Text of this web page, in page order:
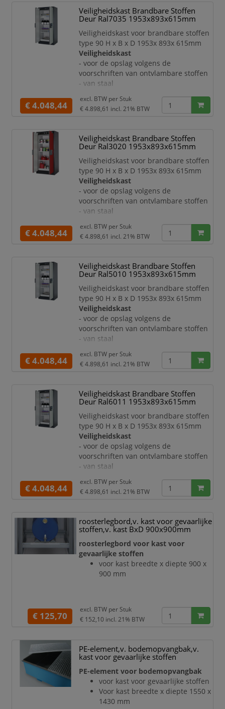
tegen corrosie aan de buitenkant van
de romp gemonteerd
- dubbele draaideur
- met 3-voudige ophanging
- te sluiten met profielcilinder
- met weergave van de sluitstand in roo
Veiligheidskast Brandbare Stoffen
Deur Ral7035 1953x893x615mm
Veiligheidskast voor brandbare stoffen
type 90 H x B x D 1953x 893x 615mm
Veiligheidskast
- voor de opslag volgens de
voorschriften van ontvlambare stoffen
- van staal
structuur-poedercoating
- veiligheidselementen en
tegen corrosie aan de buitenkant van
de romp gemonteerd
- dubbele draaideur
- met 3-voudige ophanging
- te sluiten met profielcilinder
- met weergave van de sluitstand in roo
€ 4.048,44
excl. BTW per Stuk
€ 4.898,61 incl. 21% BTW
Veiligheidskast Brandbare Stoffen
Deur Ral3020 1953x893x615mm
Veiligheidskast voor brandbare stoffen
type 90 H x B x D 1953x 893x 615mm
Veiligheidskast
- voor de opslag volgens de
voorschriften van ontvlambare stoffen
- van staal
structuur-poedercoating
- veiligheidselementen en
tegen corrosie aan de buitenkant van
de romp gemonteerd
- dubbele draaideur
- met 3-voudige ophanging
- te sluiten met profielcilinder
- met weergave van de sluitstand in roo
€ 4.048,44
excl. BTW per Stuk
€ 4.898,61 incl. 21% BTW
Veiligheidskast Brandbare Stoffen
Deur Ral5010 1953x893x615mm
Veiligheidskast voor brandbare stoffen
type 90 H x B x D 1953x 893x 615mm
Veiligheidskast
- voor de opslag volgens de
voorschriften van ontvlambare stoffen
- van staal
structuur-poedercoating
- veiligheidselementen en
tegen corrosie aan de buitenkant van
de romp gemonteerd
- dubbele draaideur
- met 3-voudige ophanging
- te sluiten met profielcilinder
- met weergave van de sluitstand in roo
€ 4.048,44
excl. BTW per Stuk
€ 4.898,61 incl. 21% BTW
Veiligheidskast Brandbare Stoffen
Deur Ral6011 1953x893x615mm
Veiligheidskast voor brandbare stoffen
type 90 H x B x D 1953x 893x 615mm
Veiligheidskast
- voor de opslag volgens de
voorschriften van ontvlambare stoffen
- van staal
structuur-poedercoating
- veiligheidselementen en
tegen corrosie aan de buitenkant van
de romp gemonteerd
Deuren:
- dubbele draaideur
- met 3-voudige ophanging
- te sluiten met profielcilinder
- met weergave van de sluitstand in r
€ 4.048,44
excl. BTW per Stuk
€ 4.898,61 incl. 21% BTW
roosterlegbord,v. kast voor gevaarlijke
stoffen,v. kast BxD 900x900mm
roosterlegbord voor kast voor
gevaarlijke stoffen
voor kast breedte x diepte 900 x
900 mm
€ 125,70
excl. BTW per Stuk
€ 152,10 incl. 21% BTW
PE-element,v. bodemopvangbak,v.
kast voor gevaarlijke stoffen
PE-element voor bodemopvangbak
voor kast voor gevaarlijke stoffen
Voor kast breedte x diepte 1550 x
1430 mm